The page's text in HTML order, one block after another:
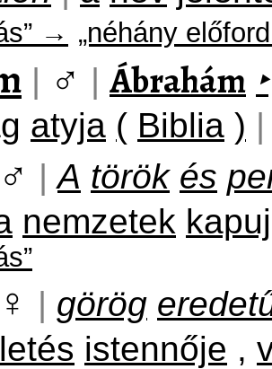
→ „néhány
| ♂ | Ábrahám ‣
atyja ( Biblia ) |
♂ | A török és
nemzetek
♀ | görög
istennője ,